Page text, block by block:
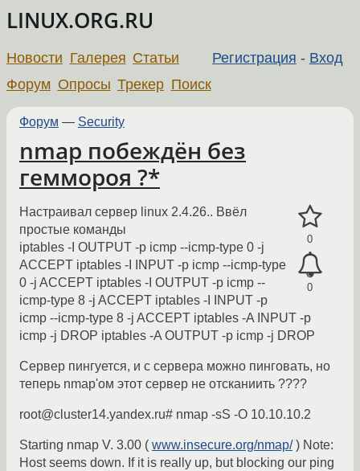
LINUX.ORG.RU
Регистрация - Вход
Новости Галерея Статьи
Форум Опросы Трекер Поиск
Форум — Security
nmap побеждён без
геммороя ?*
0
0
Настраивал сервер linux 2.4.26.. Ввёл
простые команды
iptables -I OUTPUT -p icmp --icmp-type 0 -j
ACCEPT iptables -I INPUT -p icmp --icmp-type
0 -j ACCEPT iptables -I OUTPUT -p icmp --
icmp-type 8 -j ACCEPT iptables -I INPUT -p
icmp --icmp-type 8 -j ACCEPT iptables -A INPUT -p
icmp -j DROP iptables -A OUTPUT -p icmp -j DROP
Сервер пингуется, и с сервера можно пинговать, но
теперь nmap'ом этот сервер не отсканиить ????
root@cluster14.yandex.ru# nmap -sS -O 10.10.10.2
Starting nmap V. 3.00 ( www.insecure.org/nmap/) Note:
Host seems down. If it is really up, but blocking our ping